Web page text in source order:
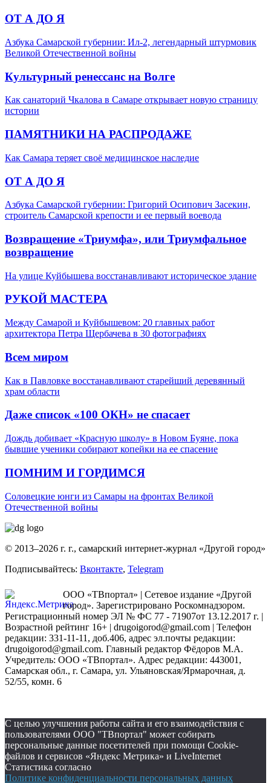
ОТ А ДО Я
Азбука Самарской губернии: Ил-2, легендарный штурмовик
Великой Отечественной войны
Культурный ренессанс на Волге
Как санаторий Чкалова в Самаре открывает новую страницу
истории
ПАМЯТНИКИ НА РАСПРОДАЖЕ
Как Самара теряет своё медицинское наследие
ОТ А ДО Я
Азбука Самарской губернии: Григорий Осипович Засекин,
строитель Самарской крепости и ее первый воевода
Возвращение «Триумфа», или Триумфальное
возвращение
На улице Куйбышева восстанавливают историческое здание
РУКОЙ МАСТЕРА
Между Самарой и Куйбышевом: 20 главных работ
архитектора Петра Щербачева в 30 фотографиях
Всем миром
Как в Павловке восстанавливают старейший деревянный
храм области
Даже список «100 ОКН» не спасает
Дождь добивает «Красную школу» в Новом Буяне, пока
бывшие ученики собирают копейки на ее спасение
ПОМНИМ И ГОРДИМСЯ
Соловецкие юнги из Самары на фронтах Великой
Отечественной войны
© 2013–2026 г. г., самарский интернет-журнал «Другой город»
Подписывайтесь: Вконтакте, Telegram
ООО «ТВпортал» | Сетевое издание «Другой
город». Зарегистрировано Роскомнадзором.
Регистрационный номер ЭЛ № ФС 77 - 71907от 13.12.2017 г. |
Возрастной рейтинг 16+ | drugoigorod@gmail.com | Телефон
редакции: 331-11-11, доб.406, адрес эл.почты редакции:
drugoigorod@gmail.com. Главный редактор Фёдоров М.А.
Учредитель: ООО «ТВпортал». Адрес редакции: 443001,
Самарская обл., г. Самара, ул. Ульяновская/Ярмарочная, д.
52/55, комн. 6
С целью улучшения работы сайта и его взаимодействия с
пользователями ООО "ТВпортал" может собирать
персональные данные посетителей при помощи Cookie-
файлов и сервисов «Яндекс Метрика» и LiveInternet
Статистика согласно
Политике конфиденциальности персональных данных